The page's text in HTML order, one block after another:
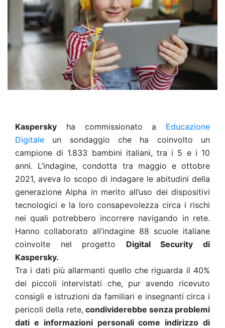
Kaspersky ha commissionato a Educazione
Digitale un sondaggio che ha coinvolto un
campione di 1.833 bambini italiani, tra i 5 e i 10
anni. L’indagine, condotta tra maggio e ottobre
2021, aveva lo scopo di indagare le abitudini della
generazione Alpha in merito all’uso dei dispositivi
tecnologici e la loro consapevolezza circa i rischi
nei quali potrebbero incorrere navigando in rete.
Hanno collaborato all’indagine 88 scuole italiane
coinvolte nel progetto Digital Security di
Kaspersky.
Tra i dati più allarmanti quello che riguarda il 40%
dei piccoli intervistati che, pur avendo ricevuto
consigli e istruzioni da familiari e insegnanti circa i
pericoli della rete, condividerebbe senza problemi
dati e informazioni personali come indirizzo di